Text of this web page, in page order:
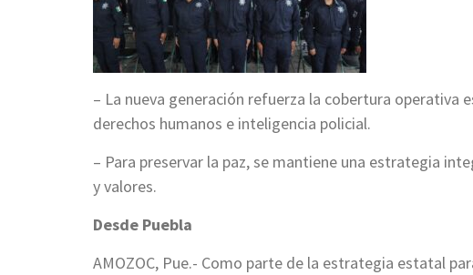
– La nueva generación refuerza la cobertura
derechos humanos e inteligencia policial.
– Para preservar la paz, se mantiene una estrategia
y valores.
Desde Puebla
AMOZOC, Pue.- Como parte de la estrategia estatal